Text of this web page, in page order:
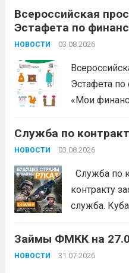
продолжается прием
обучающем проекте
ориентировано на
Всероссийская
Эстафета по
«Мои финансы»
НОВОСТИ 03.08.2026
Эстафета
«Мои
портале:
Служба по
НОВОСТИ 03.08.2026
Служба по
контракту
служба.
защиту
Займы ФМКК на
НОВОСТИ 31.07.2026